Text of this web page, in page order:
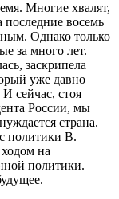
Многие хвалят,
последние восемь
Однако только
за много лет.
заскрипела
уже давно
сейчас, стоя
России, мы
страна.
политики В.
на
политики.